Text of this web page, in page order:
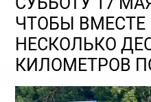
ЧТОБЫ ВМЕСТЕ
НЕСКОЛЬКО
КИЛОМЕТРОВ